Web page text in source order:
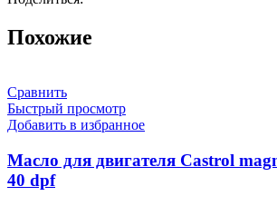
Похожие
Сравнить
Быстрый просмотр
Добавить в избранное
Масло для двигателя Castrol
40 dpf